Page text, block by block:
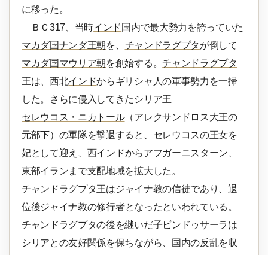
に移った。
ＢＣ317、当時インド 国内で最大勢力を誇っていた
マカダ国ナンダ王朝を、 チャンドラグプタが倒して
マカダ国マウリア朝を創始する。チャンドラグプタ
王は、西北インドからギリシャ人の軍事勢力を一掃
した。さらに侵入してきたシリア王
セレウコス・ニカトール（アレクサンドロス大王の
元部下）の軍隊を撃退すると、セレウコスの王女を
妃として迎え、西インドからアフガーニスターン、
東部イランまで支配地域を拡大した。
チャンドラグプタ王はジャイナ教の信徒であり、退
位後ジャイナ教の修行者となったといわれている。
チャンドラグプタの後を継いだ子ビンドゥサーラは
シリアとの友好関係を保ちながら、国内の反乱を収